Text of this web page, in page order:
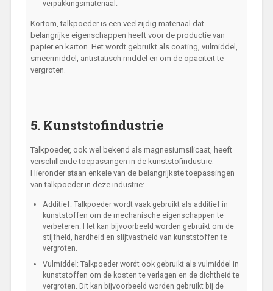
verpakkingsmateriaal.
Kortom, talkpoeder is een veelzijdig materiaal dat
belangrijke eigenschappen heeft voor de productie van
papier en karton. Het wordt gebruikt als coating, vulmiddel,
smeermiddel, antistatisch middel en om de opaciteit te
vergroten.
5. Kunststofindustrie
Talkpoeder, ook wel bekend als magnesiumsilicaat, heeft
verschillende toepassingen in de kunststofindustrie.
Hieronder staan enkele van de belangrijkste toepassingen
van talkpoeder in deze industrie:
Additief: Talkpoeder wordt vaak gebruikt als additief in
kunststoffen om de mechanische eigenschappen te
verbeteren. Het kan bijvoorbeeld worden gebruikt om de
stijfheid, hardheid en slijtvastheid van kunststoffen te
vergroten.
Vulmiddel: Talkpoeder wordt ook gebruikt als vulmiddel in
kunststoffen om de kosten te verlagen en de dichtheid te
vergroten. Dit kan bijvoorbeeld worden gebruikt bij de